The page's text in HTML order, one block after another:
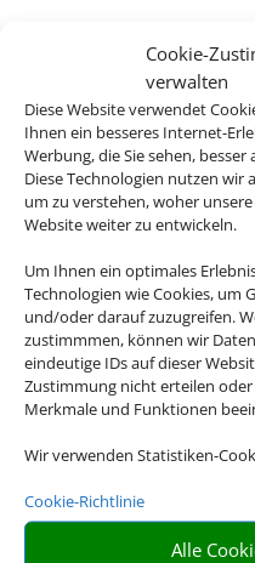
Cookie-
verwalten
Diese Website verwendet
Ihnen ein besseres Internet-
Werbung, die Sie sehen,
Diese Technologien nutzen wir
um zu verstehen, woher
Website weiter zu entwickeln.
Um Ihnen ein optimales
Technologien wie Cookies, um
und/oder darauf zuzugreifen.
zustimmmen, können wir
eindeutige IDs auf dieser
Zustimmung nicht erteilen
Merkmale und Funktionen
Wir verwenden Statistiken-
Cookie-Richtlinie
Alle